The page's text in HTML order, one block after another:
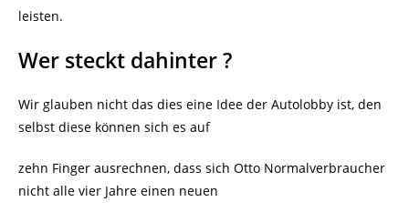
leisten.
Wer steckt dahinter ?
Wir glauben nicht das dies eine Idee der Autolobby ist, den
selbst diese können sich es auf
zehn Finger ausrechnen, dass sich Otto Normalverbraucher
nicht alle vier Jahre einen neuen